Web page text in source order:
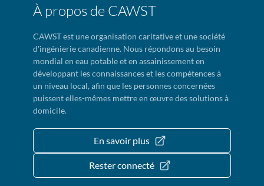
À propos de CAWST
CAWST est une organisation caritative et une société
d'ingénierie canadienne. Nous répondons au besoin
mondial en eau potable et en assainissement en
développant les connaissances et les compétences à
un niveau local, afin que les personnes concernées
puissent elles-mêmes mettre en œuvre des solutions à
domicile.
En savoir plus
Rester connecté